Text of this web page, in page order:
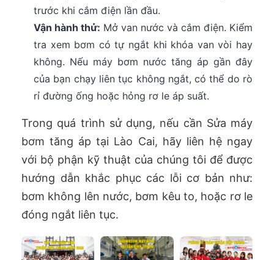
trước khi cắm điện lần đầu.
Vận hành thử: Mở van nước và cắm điện. Kiểm
tra xem bơm có tự ngắt khi khóa van vòi hay
không. Nếu máy bơm nước tăng áp gần đây
của bạn chạy liên tục không ngắt, có thể do rò
rỉ đường ống hoặc hỏng rơ le áp suất.
Trong quá trình sử dụng, nếu cần Sửa máy
bơm tăng áp tại Lào Cai, hãy liên hệ ngay
với bộ phận kỹ thuật của chúng tôi để được
hướng dẫn khắc phục các lỗi cơ bản như:
bơm không lên nước, bơm kêu to, hoặc rơ le
đóng ngắt liên tục.